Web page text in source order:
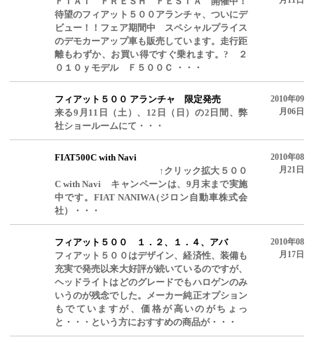
待望のフィアット５００アランチャ、ついにデ
ビュー！！フェア期間中 スペシャルプライス
のデモカーアップ車も販売しています。走行距
離もわずか、お買い得ですぐ乗れます。? ２
０１０ｙモデル Ｆ５００Ｃ ・・・
フィアット５００ アランチャ 限定発売
来る9月11日（土）、12日（日）の2日間、弊
社ショールームにて・・・
2010年09
月06日
FIAT500C with Navi
↑クリック拡大５００
C with Navi キャンペーンは、9月末まで実施
中です。FIAT NANIWA (ジロン自動車株式会
社）・・・
2010年08
月21日
フィアット５００ １．２、１．４、アバ
フィアット５００はデザイン、経済性、装備も
充実で発売以来大好評が続いているのですが、
ヘッドライトはどのグレードでもハロゲンのみ
いうのが残念でした。メーカー純正オプション
もでていますが、価格が高いのがちょっ
と・・・という方におすすめの商品が・・・
2010年08
月17日